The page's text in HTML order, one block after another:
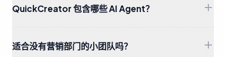
QuickCreator 包含哪些 AI Agent？
适合没有营销部门的小团队吗？